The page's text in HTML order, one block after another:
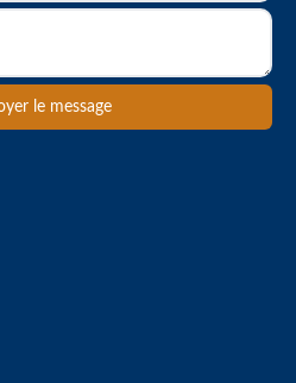
le message